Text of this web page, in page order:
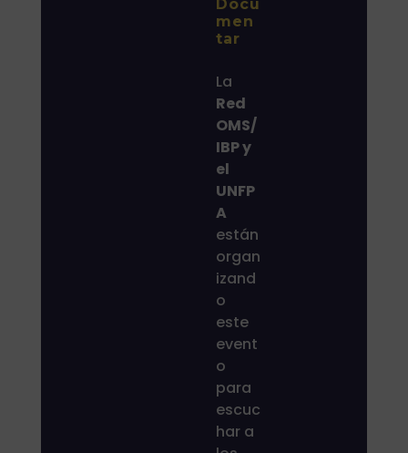
Docu
men
tar
La
Red
OMS/
IBP y
el
UNFP
A
están
organ
izand
o
este
event
o
para
escuc
har a